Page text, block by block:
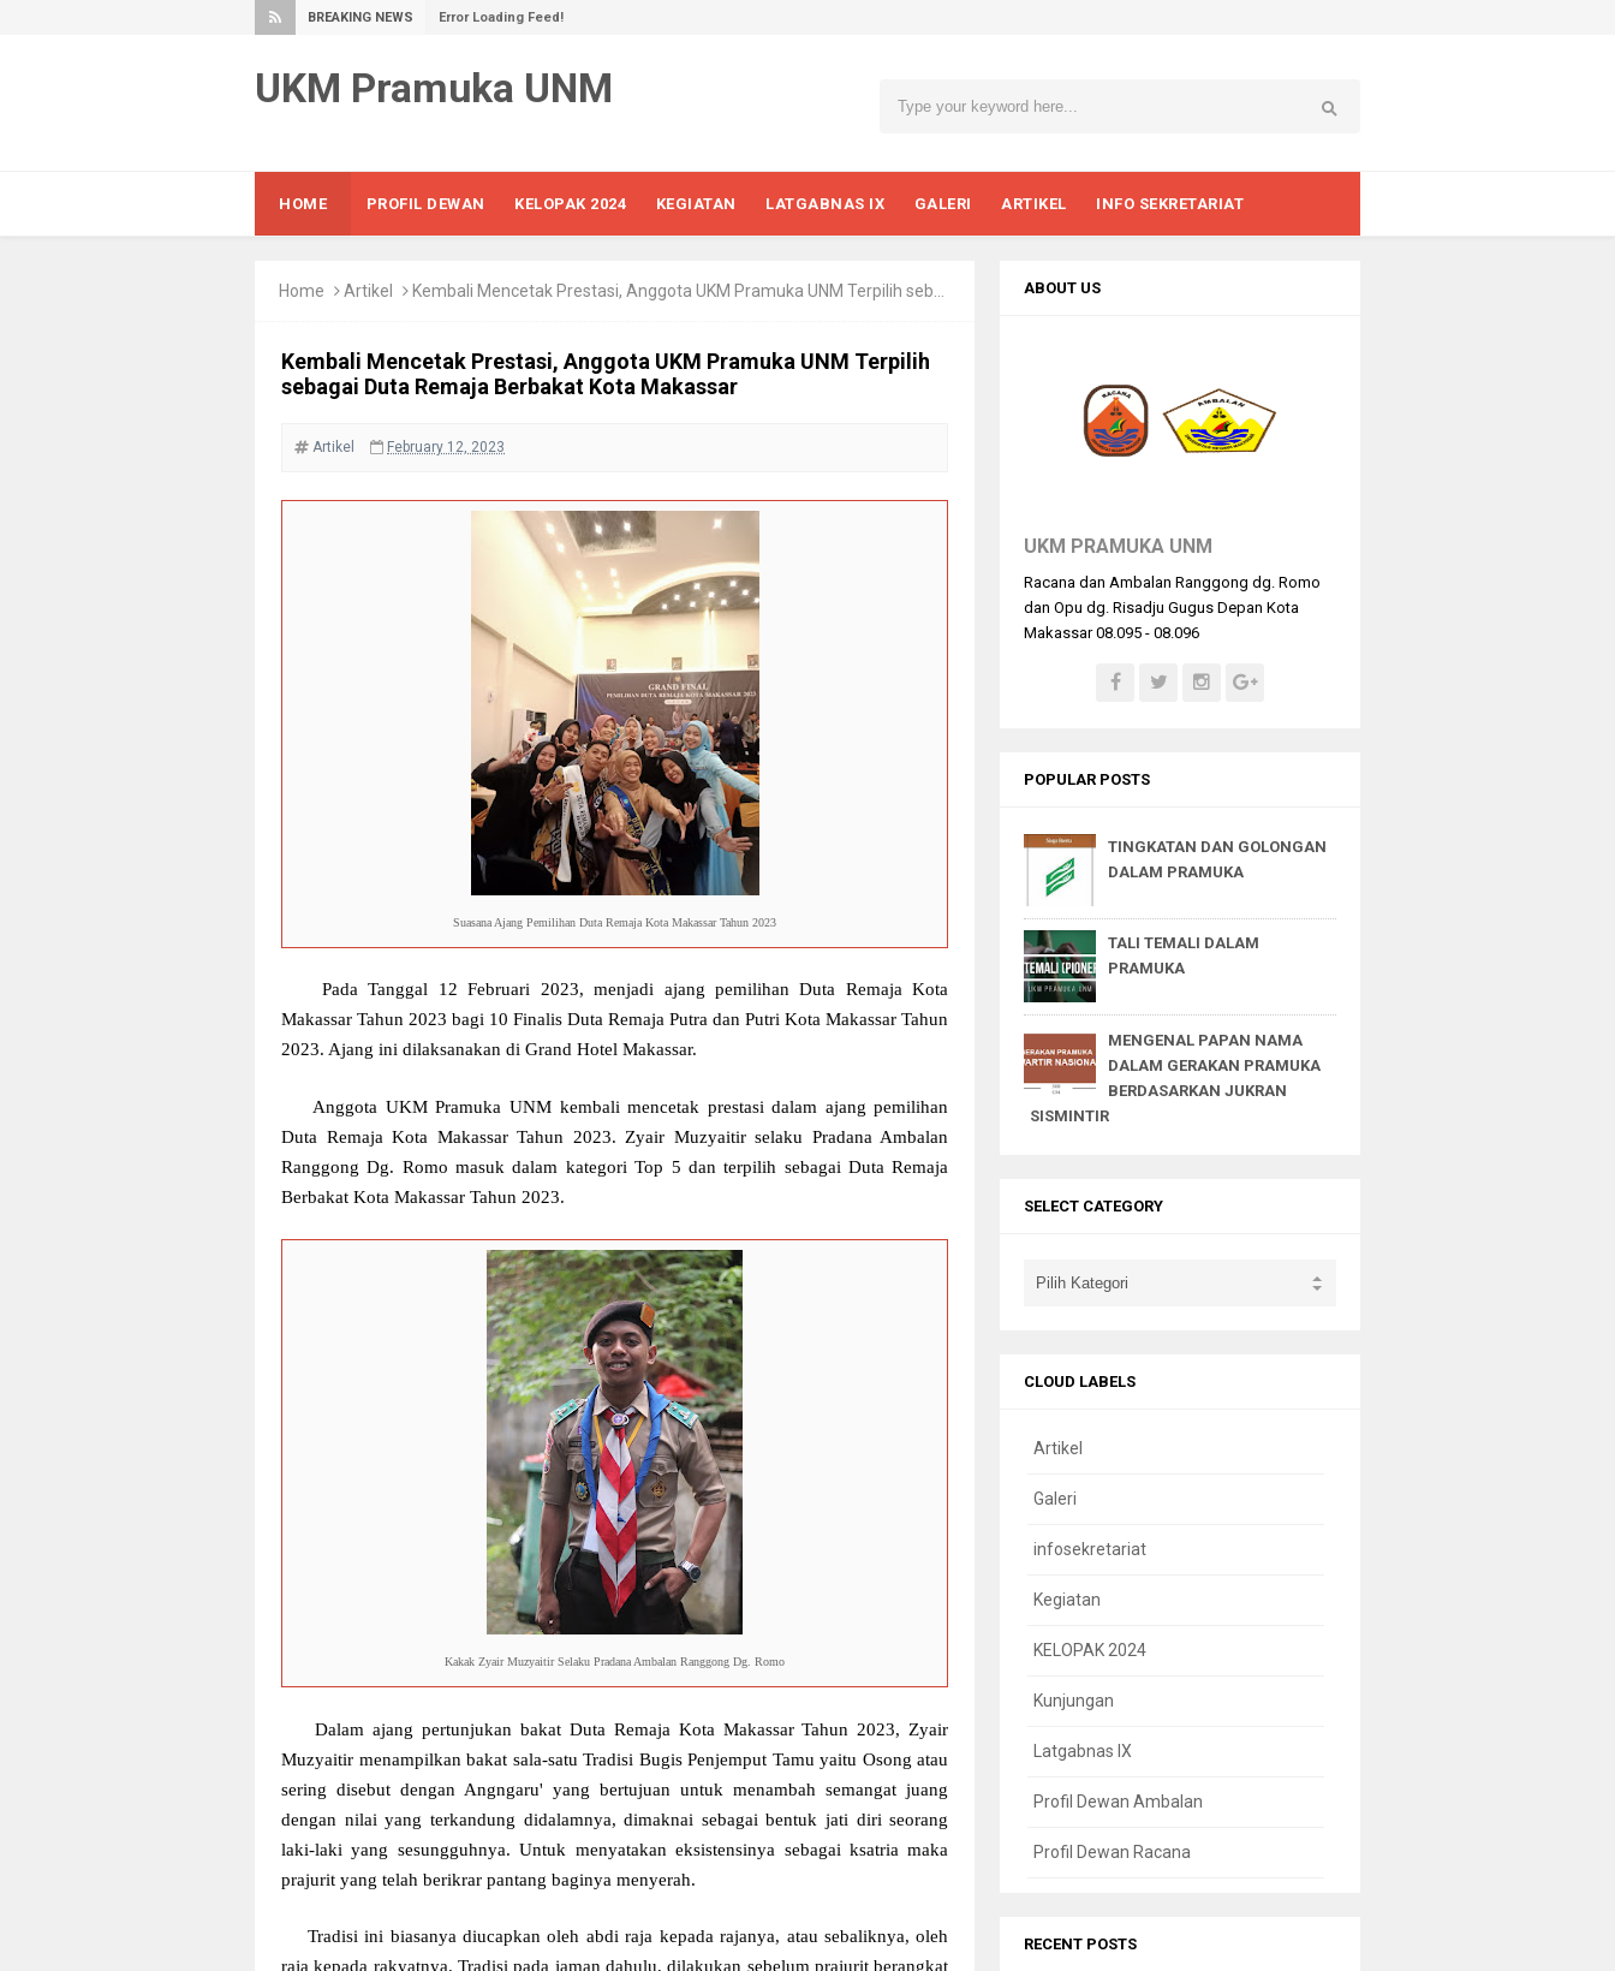
BREAKING NEWS Error Loading Feed!
UKM Pramuka UNM
HOME PROFIL DEWAN KELOPAK 2024 KEGIATAN LATGABNAS IX GALERI ARTIKEL INFO SEKRETARIAT
Home Artikel Kembali Mencetak Prestasi, Anggota UKM Pramuka UNM Terpilih sebagai Duta Remaja Berbakat Kota Makassar
Kembali Mencetak Prestasi, Anggota UKM Pramuka UNM Terpilih
sebagai Duta Remaja Berbakat Kota Makassar
Artikel February 12, 2023
Suasana Ajang Pemilihan Duta Remaja Kota Makassar Tahun 2023
Pada Tanggal 12 Februari 2023, menjadi ajang pemilihan Duta Remaja Kota
Makassar Tahun 2023 bagi 10 Finalis Duta Remaja Putra dan Putri Kota Makassar Tahun
2023. Ajang ini dilaksanakan di Grand Hotel Makassar.
Anggota UKM Pramuka UNM kembali mencetak prestasi dalam ajang pemilihan
Duta Remaja Kota Makassar Tahun 2023. Zyair Muzyaitir selaku Pradana Ambalan
Ranggong Dg. Romo masuk dalam kategori Top 5 dan terpilih sebagai Duta Remaja
Berbakat Kota Makassar Tahun 2023.
Kakak Zyair Muzyaitir Selaku Pradana Ambalan Ranggong Dg. Romo
Dalam ajang pertunjukan bakat Duta Remaja Kota Makassar Tahun 2023, Zyair
Muzyaitir menampilkan bakat sala-satu Tradisi Bugis Penjemput Tamu yaitu Osong atau
sering disebut dengan Angngaru' yang bertujuan untuk menambah semangat juang
dengan nilai yang terkandung didalamnya, dimaknai sebagai bentuk jati diri seorang
laki-laki yang sesungguhnya. Untuk menyatakan eksistensinya sebagai ksatria maka
prajurit yang telah berikrar pantang baginya menyerah.
Tradisi ini biasanya diucapkan oleh abdi raja kepada rajanya, atau sebaliknya, oleh
raja kepada rakyatnya. Tradisi pada jaman dahulu, dilakukan sebelum prajurit berangkat
ABOUT US
UKM PRAMUKA UNM
Racana dan Ambalan Ranggong dg. Romo
dan Opu dg. Risadju Gugus Depan Kota
Makassar 08.095 - 08.096
POPULAR POSTS
TINGKATAN DAN GOLONGAN
DALAM PRAMUKA
TALI TEMALI DALAM
PRAMUKA
MENGENAL PAPAN NAMA
DALAM GERAKAN PRAMUKA
BERDASARKAN JUKRAN
SISMINTIR
SELECT CATEGORY
CLOUD LABELS
Artikel
Galeri
infosekretariat
Kegiatan
KELOPAK 2024
Kunjungan
Latgabnas IX
Profil Dewan Ambalan
Profil Dewan Racana
RECENT POSTS